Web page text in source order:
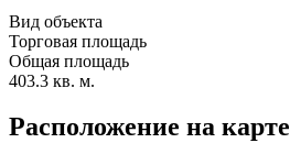
Вид объекта
Торговая площадь
Общая площадь
403.3 кв. м.
Расположение на карте